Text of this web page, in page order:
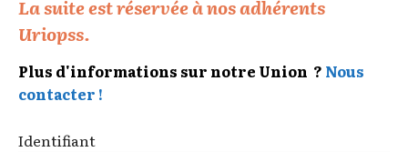
La suite est réservée à nos adhérents
Uriopss.
Plus d'informations sur notre Union ? Nous
contacter !
Identifiant